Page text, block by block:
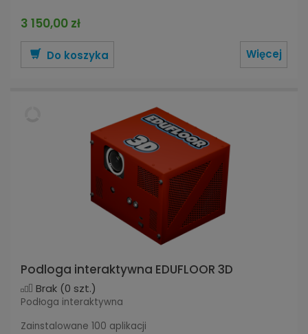
3 150,00 zł
Do koszyka Więcej
Podloga interaktywna EDUFLOOR 3D
Brak (0 szt.)
Podłoga interaktywna
Zainstalowane 100 aplikacji